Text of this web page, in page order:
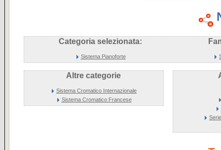
Categoria selezionata:
Sistema Pianoforte
Altre categorie
Sistema Cromatico Internazionale
Sistema Cromatico Francese